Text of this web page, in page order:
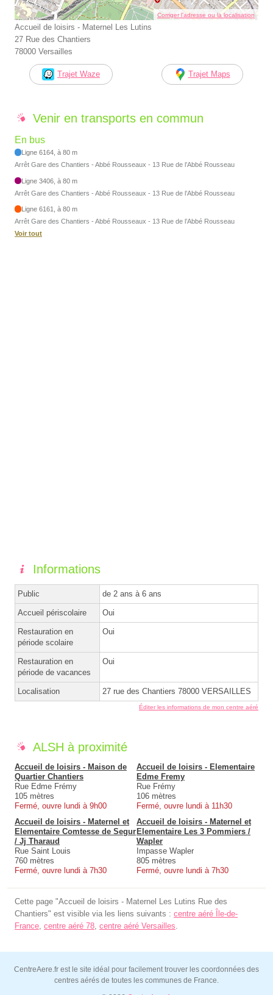
Corriger l’adresse ou la localisation
Accueil de loisirs - Maternel Les Lutins
27 Rue des Chantiers
78000 Versailles
Trajet Waze Trajet Maps
Venir en transports en commun
En bus
Ligne 6164, à 80 m
Arrêt Gare des Chantiers - Abbé Rousseaux - 13 Rue de l’Abbé Rousseau
Ligne 3406, à 80 m
Arrêt Gare des Chantiers - Abbé Rousseaux - 13 Rue de l’Abbé Rousseau
Ligne 6161, à 80 m
Arrêt Gare des Chantiers - Abbé Rousseaux - 13 Rue de l’Abbé Rousseau
Voir tout
Informations
Public de 2 ans à 6 ans
Accueil périscolaire Oui
Restauration en
période scolaire
Oui
Restauration en
période de vacances
Oui
Localisation 27 rue des Chantiers 78000 VERSAILLES
Éditer les informations de mon centre aéré
ALSH à proximité
Accueil de loisirs - Maison de
Quartier Chantiers
Rue Edme Frémy
105 mètres
Fermé, ouvre lundi à 9h00
Accueil de loisirs - Elementaire
Edme Fremy
Rue Frémy
106 mètres
Fermé, ouvre lundi à 11h30
Accueil de loisirs - Maternel et
Elementaire Comtesse de Segur
/ Jj Tharaud
Rue Saint Louis
760 mètres
Fermé, ouvre lundi à 7h30
Accueil de loisirs - Maternel et
Elementaire Les 3 Pommiers /
Wapler
Impasse Wapler
805 mètres
Fermé, ouvre lundi à 7h30
Cette page "Accueil de loisirs - Maternel Les Lutins Rue des
Chantiers" est visible via les liens suivants : centre aéré Île-de-
France, centre aéré 78, centre aéré Versailles.
CentreAere.fr est le site idéal pour facilement trouver les coordonnées des
centres aérés de toutes les communes de France.